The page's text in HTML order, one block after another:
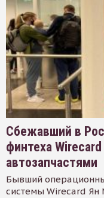
Сбежавший в
финтеха
автозапчастями
Бывший
системы Wirecard Ян